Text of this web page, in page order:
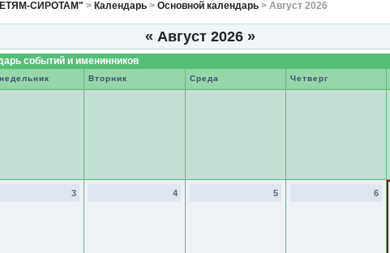
СИРОТАМ" > Календарь >Основной календарь > Август 2026
« Август 2026 »
событий и именинников
Вторник Среда Четверг
3 4 5 6